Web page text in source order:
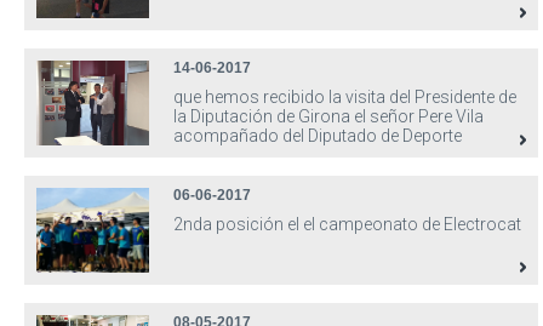
14-06-2017
que hemos recibido la visita del Presidente de
la Diputación de Girona el señor Pere Vila
acompañado del Diputado de Deporte
06-06-2017
2nda posición el el campeonato de Electrocat
08-05-2017